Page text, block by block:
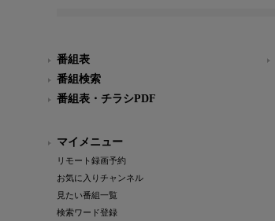
番組表
番組検索
番組表・チラシPDF
マイメニュー
リモート録画予約
お気に入りチャンネル
見たい番組一覧
検索ワード登録